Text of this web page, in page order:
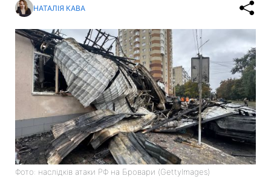
НАТАЛІЯ КАВА
Фото: наслідків атаки РФ на Бровари (GettyImages)